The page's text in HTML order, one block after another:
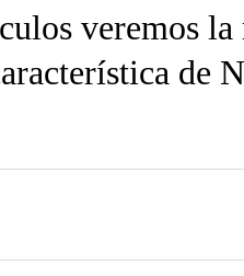
veremos la
de